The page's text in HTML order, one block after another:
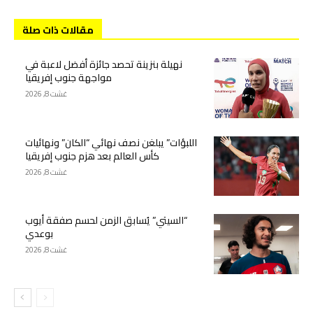
مقالات ذات صلة
نهيلة بنزينة تحصد جائزة أفضل لاعبة في
مواجهة جنوب إفريقيا
غشت 8, 2026
اللبؤات” يبلغن نصف نهائي “الكان” ونهائيات
كأس العالم بعد هزم جنوب إفريقيا
غشت 8, 2026
“السيتي” يُسابق الزمن لحسم صفقة أيوب
بوعدي
غشت 8, 2026